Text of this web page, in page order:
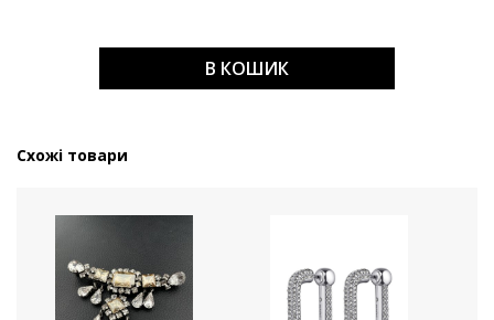
В КОШИК
Схожі товари